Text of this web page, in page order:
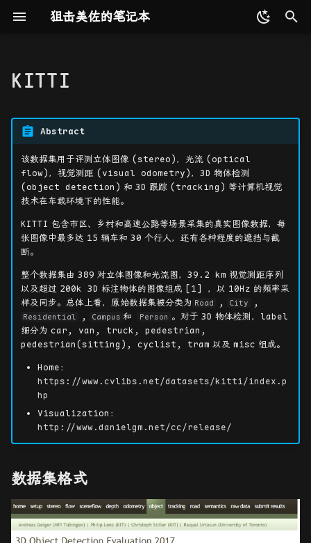
狙击美佐的笔记本
入
开
始
友链
Go
算法相关
人工智能基础 神经网络与深度学习
高性能计算
GPU 编程
MPI 基础
OpenMP 基础
软件相关
COM 原理与应用
应用服务器原理与实现
系统相关
杂项
3D 射影几何和变换
估计——2D 射影变换
算法评价和误差分析
摄像机模型
单视图几何
对极几何和基本矩阵
摄像机和结构的 3D 重构
结构
标定文件
ImageSets
image 文件
calib 文件
label 文件
Reference
FastMAC
Dynamic SLAM 系列
Detect-SLAM
FlowFusion
RigidFusion
NeRF 系列 Co-SLAM
NICE-SLAM
NID-SLAM
3DGS 系列
SplaTAM
MonoGS
LoopSplat
WildGS-SLAM
4DTAM
FFM 系列
Spann3R
Fast3R
InstantSplat
DAS3R
CUT3R
SLAM3R
VGGT-SLAM
EndoGaussian
EndoGS
LGS
Deform3DGS
EH-SurGS
D4Recon
杂项
LET-NET
DeepV2D
Reconstruction
Transformer
BERT
书生·浦语大模型实战营 第三节
第五节
2025 AI 冬令营
杂项
无约束最优化的梯度方法
矩阵分析与应用
矩阵微分
组合数学
命令行工具
Docker 命令相关
gdb 命令相关
CI 工具
站点生成工具
mkdocs
视频图像处理工具
KITTI
Abstract
该数据集用于评测立体图像 (stereo)，光流 (optical
flow)，视觉测距 (visual odometry)， 3D 物体检测
(object detection) 和 3D 跟踪 (tracking) 等计算机视觉
技术在车载环境下的性能。
KITTI 包含市区、乡村和高速公路等场景采集的真实图像数据，每
张图像中最多达 15 辆车和 30 个行人，还有各种程度的遮挡与截
断。
整个数据集由 389 对立体图像和光流图， 39.2 km 视觉测距序列
以及超过 200k 3D 标注物体的图像组成 [1] ，以 10Hz 的频率采
样及同步。总体上看，原始数据集被分类为 Road , City ,
Residential , Campus 和 Person 。对于 3D 物体检测， label
细分为 car, van, truck, pedestrian,
pedestrian(sitting), cyclist, tram 以及 misc 组成。
Home：
https://www.cvlibs.net/datasets/kitti/index.p
hp
Visualization：
http://www.danielgm.net/cc/release/
数据集格式